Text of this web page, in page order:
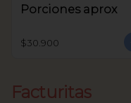
Porciones aprox
$30.900
Facturitas